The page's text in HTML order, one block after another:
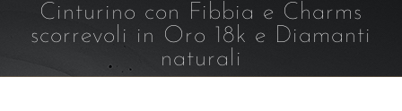
Cinturino con Fibbia e Charms
scorrevoli in Oro 18k e Diamanti
naturali